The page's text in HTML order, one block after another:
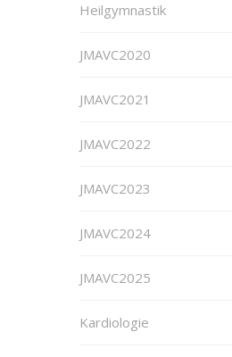
Heilgymnastik
JMAVC2020
JMAVC2021
JMAVC2022
JMAVC2023
JMAVC2024
JMAVC2025
Kardiologie